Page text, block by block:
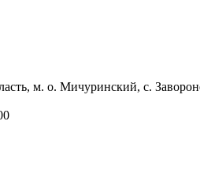
м. о. Мичуринский, с.